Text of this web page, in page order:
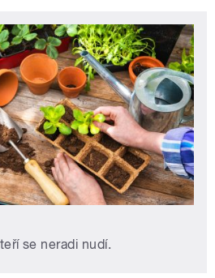
se neradi nudí.